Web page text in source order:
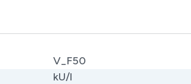
V_F50
kU/l